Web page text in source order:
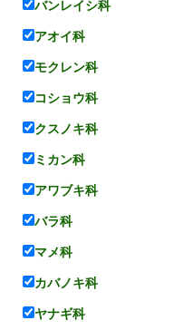
シルバージャスミン
バンレイシ科
アオイ科
モクレン科
コショウ科
クスノキ科
ミカン科
アワブキ科
バラ科
マメ科
カバノキ科
ヤナギ科